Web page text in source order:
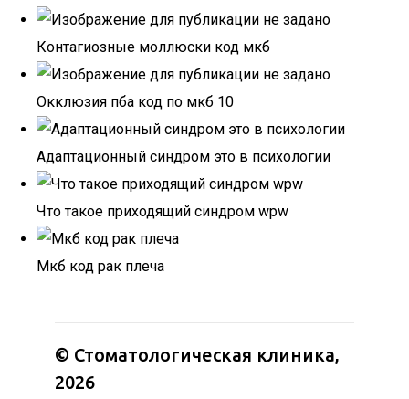
Контагиозные моллюски код мкб
Окклюзия пба код по мкб 10
Адаптационный синдром это в психологии
Что такое приходящий синдром wpw
Мкб код рак плеча
© Стоматологическая клиника,
2026